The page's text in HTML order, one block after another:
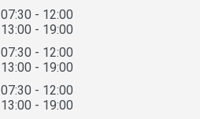
07:30 - 12:00
13:00 - 19:00
07:30 - 12:00
13:00 - 19:00
07:30 - 12:00
13:00 - 19:00